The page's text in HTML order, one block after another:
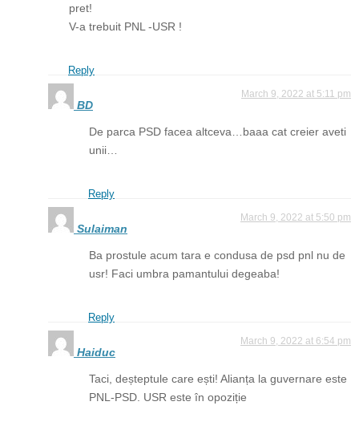
pret!
V-a trebuit PNL -USR !
Reply
BD
March 9, 2022 at 5:11 pm
De parca PSD facea altceva…baaa cat creier aveti
unii…
Reply
Sulaiman
March 9, 2022 at 5:50 pm
Ba prostule acum tara e condusa de psd pnl nu de
usr! Faci umbra pamantului degeaba!
Reply
Haiduc
March 9, 2022 at 6:54 pm
Taci, deșteptule care ești! Alianța la guvernare este
PNL-PSD. USR este în opoziție